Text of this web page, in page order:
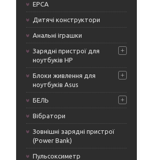
ЕРСА
Дитячі конструктори
Анальні іграшки
Зарядні пристрої для
ноутбуків HP
Блоки живлення для
ноутбуків Asus
БЕЛЬ
Вібратори
Зовнішні зарядні пристрої
(Power Bank)
Пульсоксиметр